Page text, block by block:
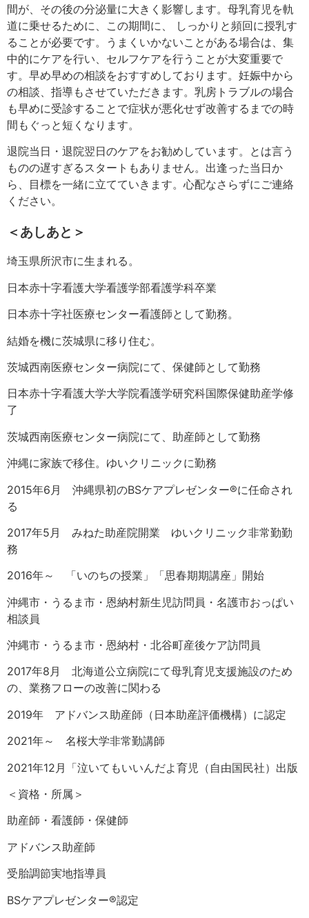
間が、その後の分泌量に大きく影響します。母乳育児を軌
道に乗せるために、この期間に、 しっかりと頻回に授乳す
ることが必要です。うまくいかないことがある場合は、集
中的にケアを行い、セルフケアを行うことが大変重要で
す。早め早めの相談をおすすめしております。妊娠中から
の相談、指導もさせていただきます。乳房トラブルの場合
も早めに受診することで症状が悪化せず改善するまでの時
間もぐっと短くなります。
退院当日・退院翌日のケアをお勧めしています。とは言う
ものの遅すぎるスタートもありません。出逢った当日か
ら、目標を一緒に立てていきます。心配なさらずにご連絡
ください。
＜あしあと＞
埼玉県所沢市に生まれる。
日本赤十字看護大学看護学部看護学科卒業
日本赤十字社医療センター看護師として勤務。
結婚を機に茨城県に移り住む。
茨城西南医療センター病院にて、保健師として勤務
日本赤十字看護大学大学院看護学研究科国際保健助産学修
了
茨城西南医療センター病院にて、助産師として勤務
沖縄に家族で移住。ゆいクリニックに勤務
2015年6月 沖縄県初のBSケアプレゼンター®に任命され
る
2017年5月 みねた助産院開業 ゆいクリニック非常勤勤
務
2016年～ 「いのちの授業」「思春期期講座」開始
沖縄市・うるま市・恩納村新生児訪問員・名護市おっぱい
相談員
沖縄市・うるま市・恩納村・北谷町産後ケア訪問員
2017年8月 北海道公立病院にて母乳育児支援施設のため
の、業務フローの改善に関わる
2019年 アドバンス助産師（日本助産評価機構）に認定
2021年～ 名桜大学非常勤講師
2021年12月「泣いてもいいんだよ育児（自由国民社）出版
＜資格・所属＞
助産師・看護師・保健師
アドバンス助産師
受胎調節実地指導員
BSケアプレゼンター®認定